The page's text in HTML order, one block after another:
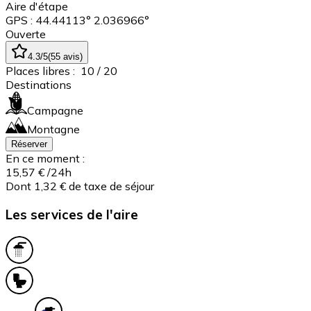
Aire d'étape
GPS : 44.44113° 2.036966°
Ouverte
4.3/5(55 avis)
Places libres : 10 / 20
Destinations
Campagne
Montagne
Réserver
En ce moment :
15,57 € /24h
Dont 1,32 € de taxe de séjour
Les services de l'aire